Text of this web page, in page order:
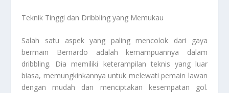
Teknik Tinggi dan Dribbling yang Memukau
Salah satu aspek yang paling mencolok dari gaya
bermain Bernardo adalah kemampuannya dalam
dribbling. Dia memiliki keterampilan teknis yang luar
biasa, memungkinkannya untuk melewati pemain lawan
dengan mudah dan menciptakan kesempatan gol.